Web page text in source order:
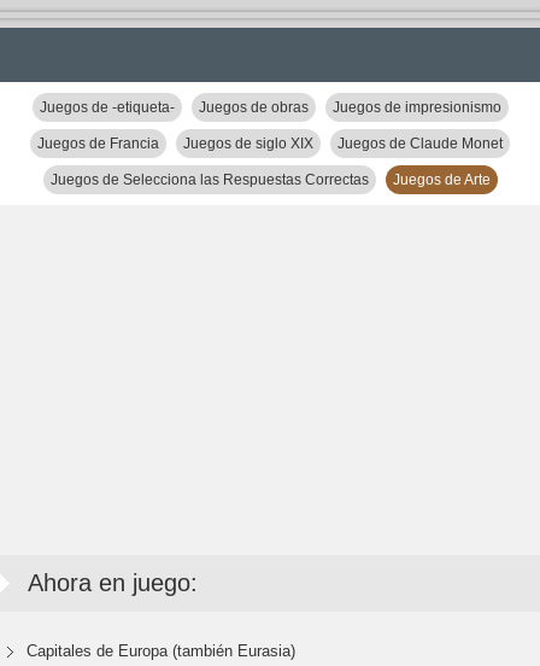
Juegos de -etiqueta- Juegos de obras Juegos de impresionismo
Juegos de Francia Juegos de siglo XIX Juegos de Claude Monet
Juegos de Selecciona las Respuestas Correctas Juegos de Arte
Ahora en juego:
Capitales de Europa (también Eurasia)